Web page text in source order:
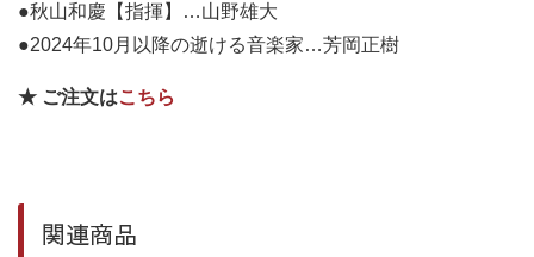
●秋山和慶【指揮】…山野雄大
●2024年10月以降の逝ける音楽家…芳岡正樹
★ ご注文はこちら
関連商品